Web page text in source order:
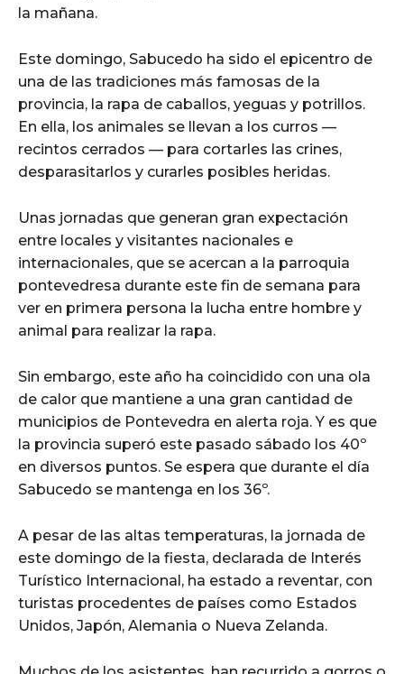
la mañana.
Este domingo, Sabucedo ha sido el epicentro de
una de las tradiciones más famosas de la
provincia, la rapa de caballos, yeguas y potrillos.
En ella, los animales se llevan a los curros —
recintos cerrados — para cortarles las crines,
desparasitarlos y curarles posibles heridas.
Unas jornadas que generan gran expectación
entre locales y visitantes nacionales e
internacionales, que se acercan a la parroquia
pontevedresa durante este fin de semana para
ver en primera persona la lucha entre hombre y
animal para realizar la rapa.
Sin embargo, este año ha coincidido con una ola
de calor que mantiene a una gran cantidad de
municipios de Pontevedra en alerta roja. Y es que
la provincia superó este pasado sábado los 40º
en diversos puntos. Se espera que durante el día
Sabucedo se mantenga en los 36º.
A pesar de las altas temperaturas, la jornada de
este domingo de la fiesta, declarada de Interés
Turístico Internacional, ha estado a reventar, con
turistas procedentes de países como Estados
Unidos, Japón, Alemania o Nueva Zelanda.